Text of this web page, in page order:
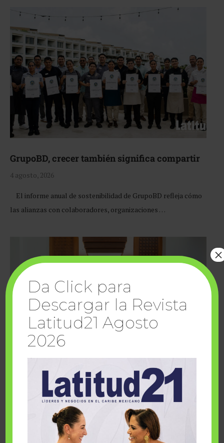
GrupoBD, crecer también significa compartir
4 agosto, 2026
El informe anual de sostenibilidad de GrupoBD refleja cómo
las alianzas con colaboradores, organizaciones …
Cuando la solidaridad inspira; cumplen
sueños Fairmont Mayakoba y Make-A-Wish
Da Click para
Descargar la Revista
Latitud21 Agosto
2026
×